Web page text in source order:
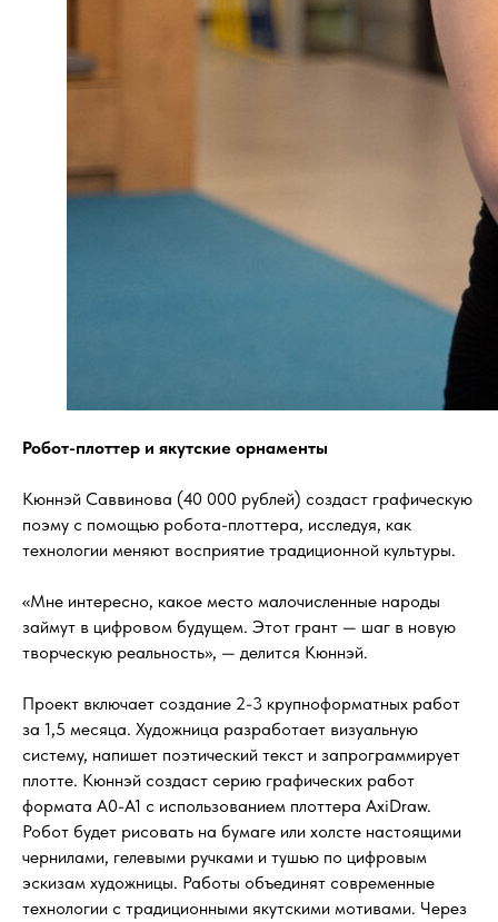
Робот-плоттер и якутские орнаменты
Кюннэй Саввинова (40 000 рублей) создаст графическую
поэму с помощью робота-плоттера, исследуя, как
технологии меняют восприятие традиционной культуры.
«Мне интересно, какое место малочисленные народы
займут в цифровом будущем. Этот грант — шаг в новую
творческую реальность», — делится Кюннэй.
Проект включает создание 2-3 крупноформатных работ
за 1,5 месяца. Художница разработает визуальную
систему, напишет поэтический текст и запрограммирует
плотте. Кюннэй создаст серию графических работ
формата А0-А1 с использованием плоттера AxiDraw.
Робот будет рисовать на бумаге или холсте настоящими
чернилами, гелевыми ручками и тушью по цифровым
эскизам художницы. Работы объединят современные
технологии с традиционными якутскими мотивами. Через